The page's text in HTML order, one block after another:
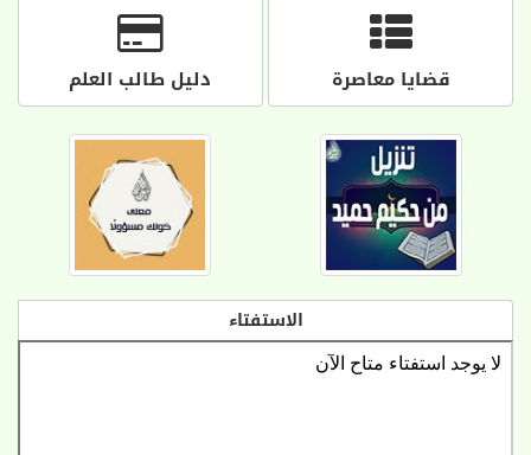
قضايا معاصرة دليل طالب العلم
الاستفتاء